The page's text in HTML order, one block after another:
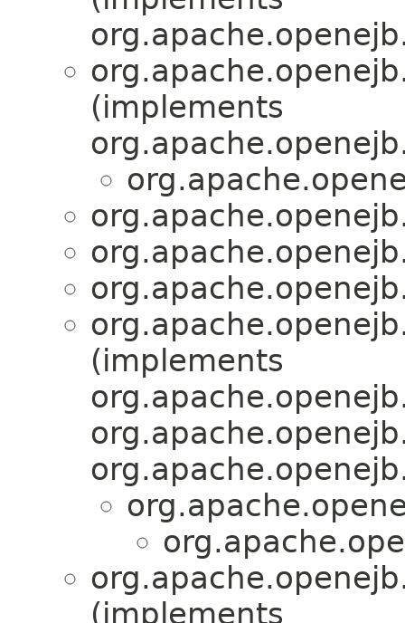
(implements
(implements
(implements